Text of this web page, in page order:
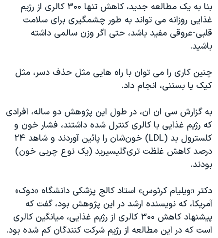
آرشیو پخش زنده
مجموعه مستندهای دادخواهی
تریبونال مردمی آبان ۹۸
دادگاه حمید نوری
قانون شفافیت دارائی کادر رهبری ایران
اسرائیل در جنگ
نرگس محمدی برنده جایزه نوبل صلح
همایش محافظه‌کاران آمریکا «سی‌پک»
صفحه‌های ویژه
بنا به یک مطالعه جدید، کاهش تنها ۳۰۰ کالری از رژیم
غذایی روزانه می تواند به طور چشمگیری برای سلامت
قلبی-عروقی مفید باشد، حتی اگر وزن سالمی داشته
باشید.
چنین کاری را می توان با راه هایی مثل حذف دسر، مثل
کیک یا بستنی، انجام داد.
به گزارش سی ان ان، در طول این پژوهش دو ساله، افرادی
که رژیم غذایی با کالری کنترل شده داشتند، فشار خون و
کلسترول بد (LDL) خون‌شان را پائین آوردند و شاهد ۲۴
درصد کاهش غلظت تری‌گلیسیرید (یک نوع چربی خون)
بودند.
دکتر «ویلیام کرئوس» استاد کالج پزشکی دانشگاه «دوک»
آمریکا، که نویسنده ارشد در این پژوهش بود، گفت که
پیشنهاد کاهش ۳۰۰ کالری از رژیم غذایی، میانگین کالری
است که در این مطالعه از رژیم شرکت کنندگان کم شده بود.